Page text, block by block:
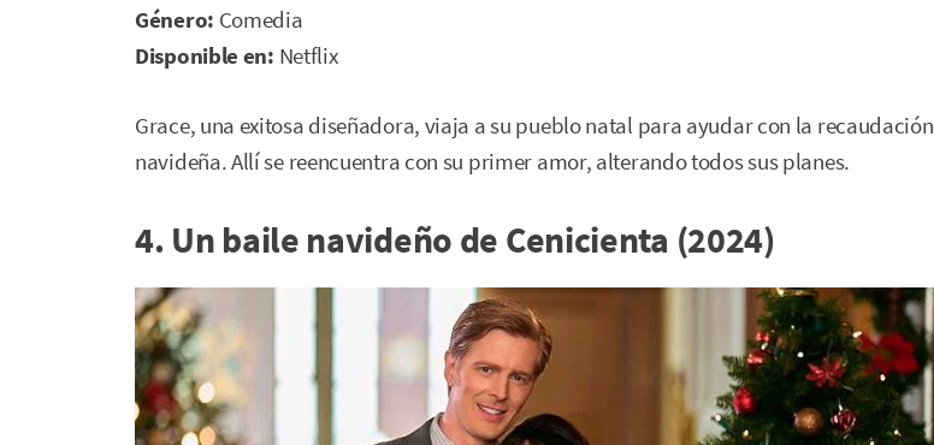
Género: Comedia
Disponible en: Netflix
Grace, una exitosa diseñadora, viaja a su pueblo natal para ayudar con la recaudación
navideña. Allí se reencuentra con su primer amor, alterando todos sus planes.
4. Un baile navideño de Cenicienta (2024)